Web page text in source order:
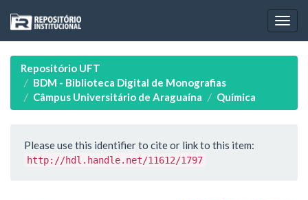
navigation
Repositório UFT
BDM - Biblioteca Digital de Monografias
Câmpus Universitário de Araguaína
Química
Please use this identifier to cite or link to this item:
http://hdl.handle.net/11612/1797